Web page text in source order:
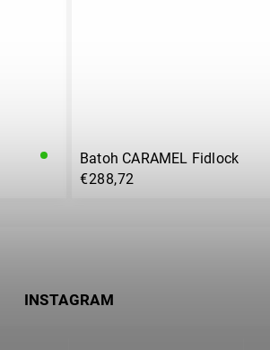
Batoh CARAMEL Fidlock
€288,72
INSTAGRAM